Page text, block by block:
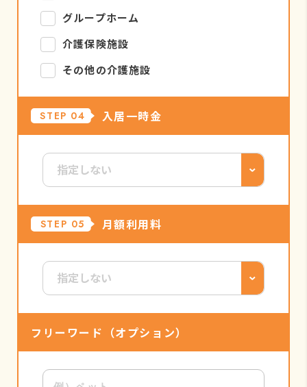
グループホーム
介護保険施設
その他の介護施設
STEP 04 入居一時金
STEP 05 月額利用料
フリーワード （オプション）